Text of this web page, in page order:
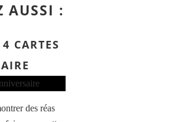
AUSSI :
CARTES
des réas